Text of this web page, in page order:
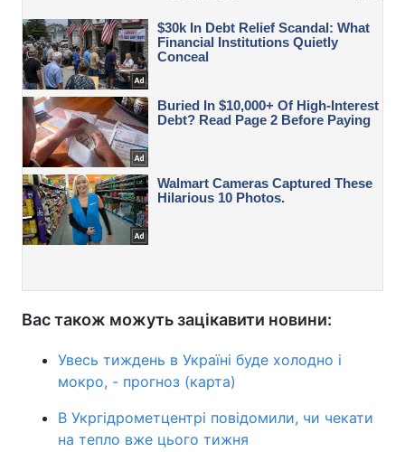
Вас також можуть зацікавити новини:
Увесь тиждень в Україні буде холодно і
мокро, - прогноз (карта)
В Укргідрометцентрі повідомили, чи чекати
на тепло вже цього тижня